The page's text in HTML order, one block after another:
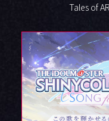
Tales of